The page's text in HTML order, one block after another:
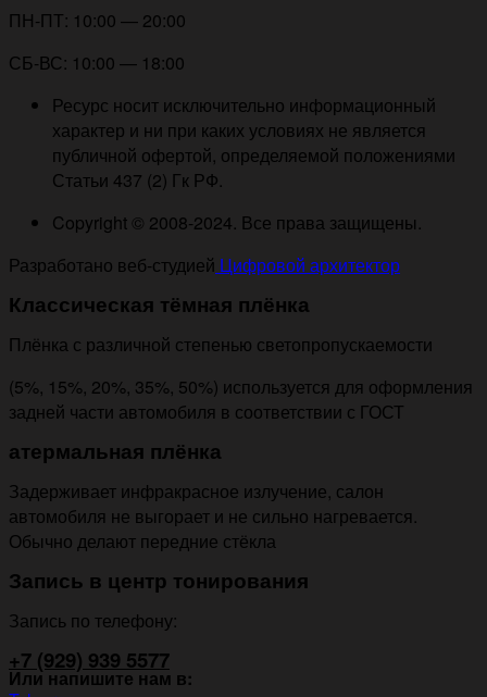
ПН-ПТ: 10:00 — 20:00
СБ-ВС: 10:00 — 18:00
Ресурс носит исключительно информационный
характер и ни при каких условиях не является
публичной офертой, определяемой положениями
Статьи 437 (2) Гк РФ.
Copyright © 2008-2024. Все права защищены.
Разработано веб-студией Цифровой архитектор
Классическая тёмная плёнка
Плёнка с различной степенью светопропускаемости
(5%, 15%, 20%, 35%, 50%) используется для оформления
задней части автомобиля в соответствии с ГОСТ
атермальная плёнка
Задерживает инфракрасное излучение, салон
автомобиля не выгорает и не сильно нагревается.
Обычно делают передние стёкла
Запись в центр тонирования
Запись по телефону:
+7 (929) 939 5577
Или напишите нам в: